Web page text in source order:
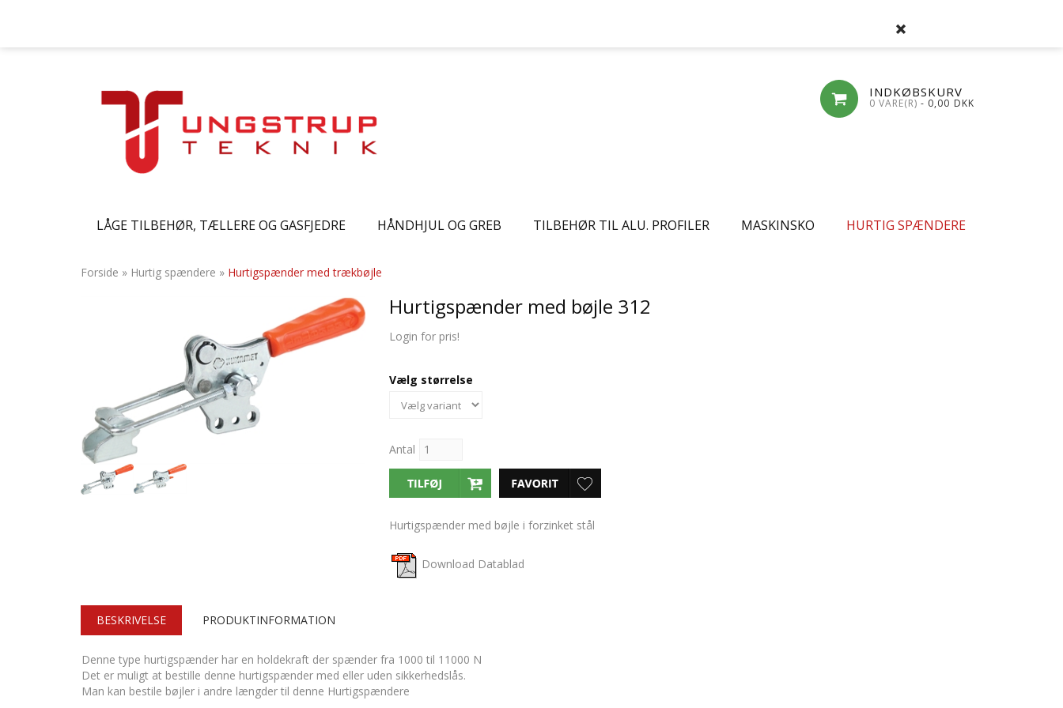
INDKØBSKURV
0 VARE(R) - 0,00 DKK
LÅGE TILBEHØR, TÆLLERE OG GASFJEDRE HÅNDHJUL OG GREB TILBEHØR TIL ALU. PROFILER MASKINSKO HURTIG SPÆNDERE
Forside » Hurtig spændere » Hurtigspænder med trækbøjle
Hurtigspænder med bøjle 312
Login for pris!
Vælg størrelse
Antal
Hurtigspænder med bøjle i forzinket stål
Download Datablad
BESKRIVELSE PRODUKTINFORMATION
Denne type hurtigspænder har en holdekraft der spænder fra 1000 til 11000 N
Det er muligt at bestille denne hurtigspænder med eller uden sikkerhedslås.
Man kan bestile bøjler i andre længder til denne Hurtigspændere